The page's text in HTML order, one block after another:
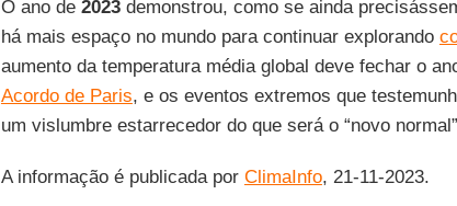
O ano de 2023demonstrou, como se ainda
há mais espaço no mundo para continuar explorando
aumento da temperatura média global deve fechar o
Acordo de Paris, e os eventos extremos que
um vislumbre estarrecedor do que será o “novo
A informação é publicada por ClimaInfo, 21-11-2023.